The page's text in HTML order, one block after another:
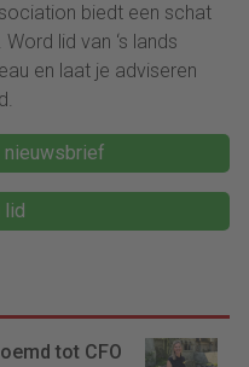
biedt een schat
lid van ‘s lands
en laat je adviseren
nieuwsbrief
lid
tot CFO